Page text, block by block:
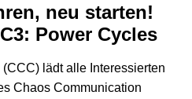
neu starten!
Power Cycles
lädt alle Interessierten
Chaos Communication